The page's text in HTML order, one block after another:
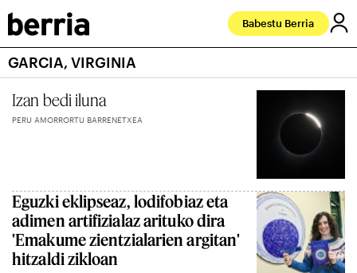
Babestu Berria
GARCIA, VIRGINIA
Izan bedi iluna
PERU AMORRORTU BARRENETXEA
Eguzki eklipseaz, lodifobiaz eta
adimen artifizialaz arituko dira
'Emakume zientzialarien argitan'
hitzaldi zikloan